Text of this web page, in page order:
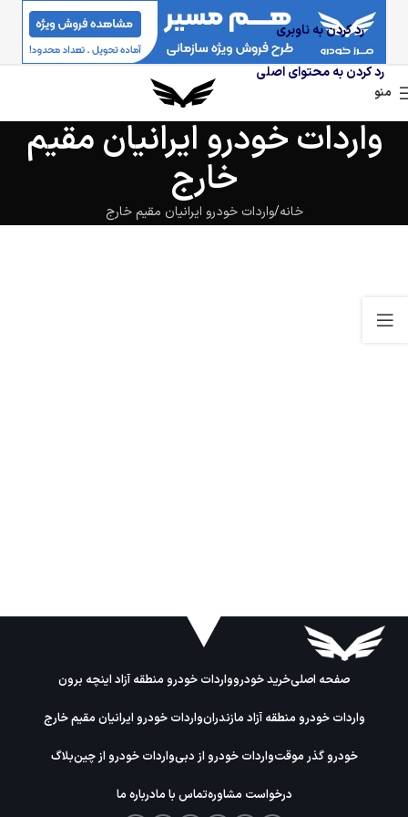
رد کردن به ناوبری
رد کردن به محتوای اصلی
منو
واردات خودرو ایرانیان مقیم
خارج
خانه واردات خودرو ایرانیان مقیم خارج
صفحه اصلیخرید خودروواردات خودرو منطقه آزاد اینچه برون
واردات خودرو منطقه آزاد مازندرانواردات خودرو ایرانیان مقیم خارج
خودرو گذر موقتواردات خودرو از دبیواردات خودرو از چینبلاگ
درخواست مشاورهتماس با مادرباره ما